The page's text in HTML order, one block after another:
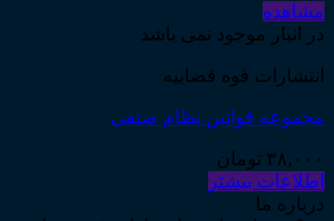
مشاهده
در انبار موجود نمی باشد
انتشارات قوه قضاییه
مجموعه قوانین نظام صنفی
۳۸,۰۰۰ تومان
اطلاعات بیشتر
درباره ما